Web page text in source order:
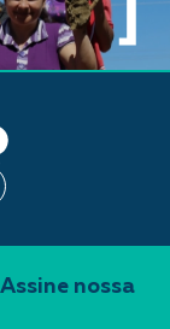
nossa